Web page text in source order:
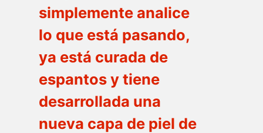
simplemente analice
lo que está pasando,
ya está curada de
espantos y tiene
desarrollada una
nueva capa de piel de